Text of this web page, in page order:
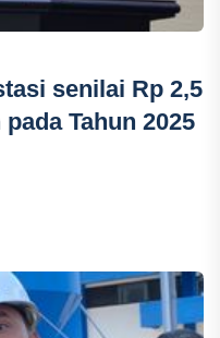
senilai Rp 2,5
Tahun 2025